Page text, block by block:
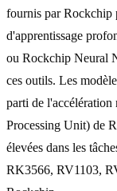
fournis par Rockchip
d'apprentissage
ou Rockchip Neural
ces outils. Les
parti de
Processing Unit) de
élevées dans les
RK3566, RV1103,